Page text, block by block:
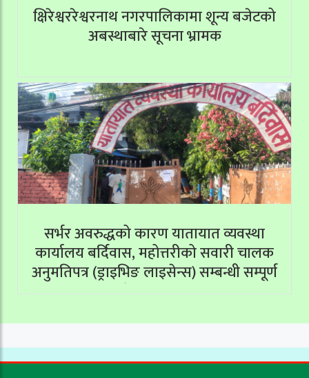
क्षिरेश्वररेश्वरनाथ नगरपालिकामा शून्य बजेटको
अबस्थाबारे सूचना भ्रामक
सर्भर अवरुद्धको कारण यातायात व्यवस्था
कार्यालय बर्दिवास, महोत्तरीको सवारी चालक
अनुमतिपत्र (ड्राइभिङ लाइसेन्स) सम्बन्धी सम्पूर्ण
सेवाहरू बन्द